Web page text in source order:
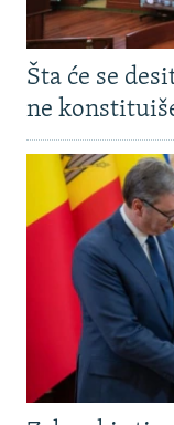
Šta će se
ne